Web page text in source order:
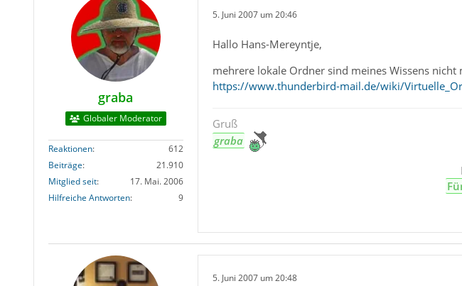
graba
Globaler Moderator
Reaktionen
612
Beiträge
21.910
Mitglied seit
17. Mai. 2006
Hilfreiche Antworten
9
5. Juni 2007 um 20:46
Hallo Hans-Mereyntje,
mehrere lokale Ordner sind meines Wissens
https://www.thunderbird-mail.de/wiki/
Gruß
graba
5. Juni 2007 um 20:48